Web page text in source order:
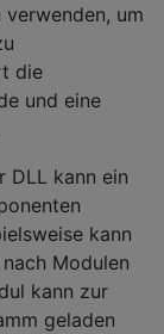
verwenden, um
die
und eine
DLL kann ein
kann
Modulen
kann zur
geladen